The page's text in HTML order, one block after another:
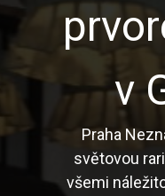
v
Praha
světovou
všemi